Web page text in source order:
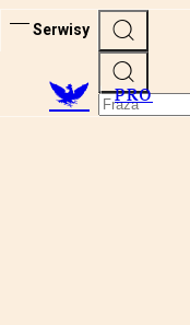
Serwisy
PRO